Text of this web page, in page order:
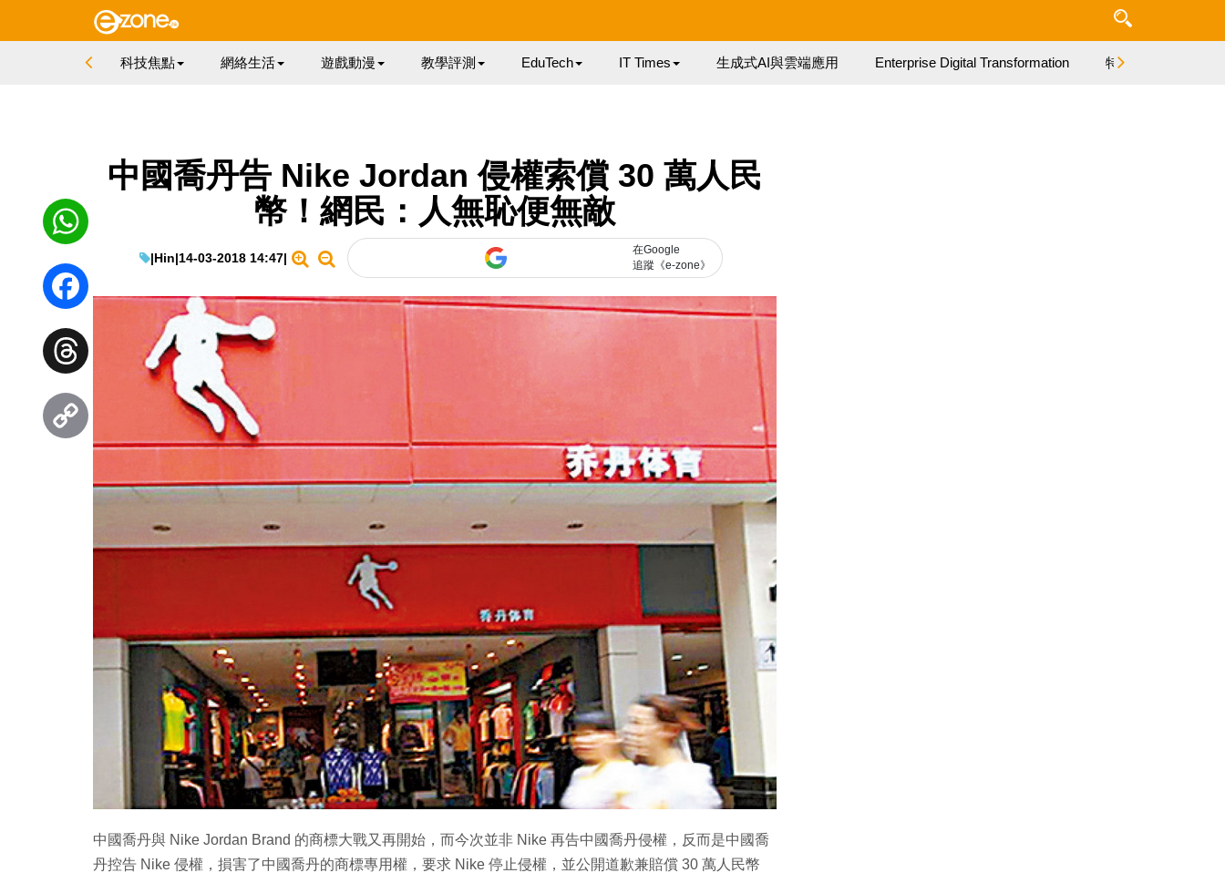
科技焦點 網絡生活 遊戲動漫 教學評測 EduTech IT Times 生成式AI與雲端應用 Enterprise Digital Transformation 特集
中國喬丹告 Nike Jordan 侵權索償 30 萬人民
幣！網民：人無恥便無敵
|Hin|14-03-2018 14:47|
在Google
追蹤《e-zone》
中國喬丹與 Nike Jordan Brand 的商標大戰又再開始，而今次並非 Nike 再告中國喬丹侵權，反而是中國喬
丹控告 Nike 侵權，損害了中國喬丹的商標專用權，要求 Nike 停止侵權，並公開道歉兼賠償 30 萬人民幣
WhatsApp
Facebook
Threads
Link